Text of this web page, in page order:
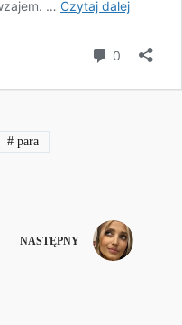
# para
NASTĘPNY